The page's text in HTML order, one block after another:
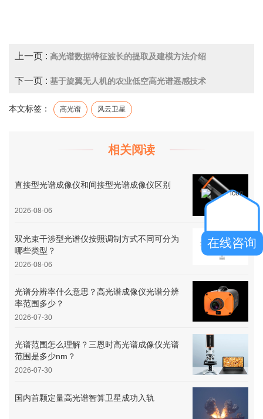
上一页 : 高光谱数据特征波长的提取及建模方法介绍
下一页 : 基于旋翼无人机的农业低空高光谱遥感技术
本文标签： 高光谱 风云卫星
相关阅读
直接型光谱成像仪和间接型光谱成像仪区别
2026-08-06
双光束干涉型光谱仪按照调制方式不同可分为
哪些类型？
2026-08-06
光谱分辨率什么意思？高光谱成像仪光谱分辨
率范围多少？
2026-07-30
光谱范围怎么理解？三恩时高光谱成像仪光谱
范围是多少nm？
2026-07-30
国内首颗定量高光谱智算卫星成功入轨
在线咨询